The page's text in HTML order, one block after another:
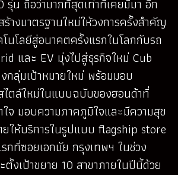
รุ่น ถือว่ามากที่สุดเท่าที่เคยมีมา อีก
างมาตรฐานใหม่ให้วงการครั้งสำคัญ
นโลยีสู่อนาคตครั้งแรกในโลกกับรถ
และ EV มุ่งไปสู่ธุรกิจใหม่ Cub
กลุ่มเป้าหมายใหม่ พร้อมมอบ
ตล์ใหม่ในแบบฉบับของฮอนด้าที่
จ มอบความภาคภูมิใจและมีความสุข
ให้บริการในรูปแบบ flagship store
กที่ซอยเอกมัย กรุงเทพฯ ในช่วง
งเป้าขยาย 10 สาขาภายในปีนี้ด้วย